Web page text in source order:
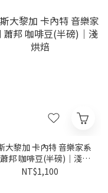
大黎加 卡內特 音樂家系
邦 咖啡豆(半磅)｜淺烘
焙
NT$1,100